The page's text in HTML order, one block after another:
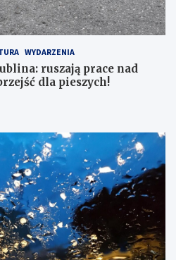
WYDARZENIA
ruszają prace nad
dla pieszych!